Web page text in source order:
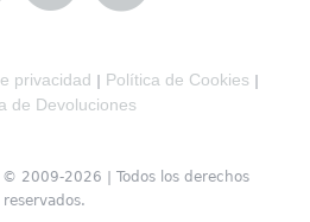
privacidad Política de Cookies
de Devoluciones
© 2009-2026 | Todos los derechos
reservados.